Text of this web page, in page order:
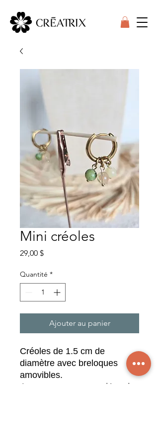
Mini créoles
29,00 $Prix
Quantité *
Ajouter au panier
Créoles de 1.5 cm de
diamètre avec breloques
amovibles.
Jaspe vert, quartz rutilé, jade